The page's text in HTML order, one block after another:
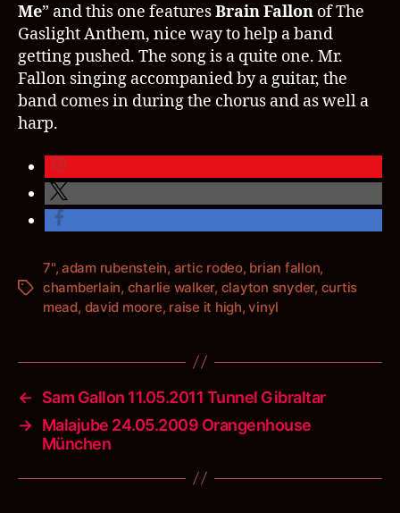
Me” and this one featuresBrain Fallon of The
Gaslight Anthem, nice way to help a band
getting pushed. The song is a quite one. Mr.
Fallon singing accompanied by a guitar, the
band comes in during the chorus and as well a
harp.
Schlagwörter
7", adam rubenstein, artic rodeo, brian fallon,
chamberlain, charlie walker, clayton snyder, curtis
mead, david moore, raise it high,vinyl
←
Sam Gallon 11.05.2011 Tunnel Gibraltar
→ Malajube 24.05.2009 Orangenhouse
München